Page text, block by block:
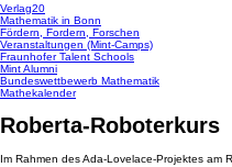
Verlag20
Mathematik in Bonn
Fördern, Fordern, Forschen
Veranstaltungen (Mint-Camps)
Fraunhofer Talent Schools
Mint Alumni
Bundeswettbewerb Mathematik
Mathekalender
Roberta-Roboterkurs
Im Rahmen des Ada-Lovelace-Projektes am